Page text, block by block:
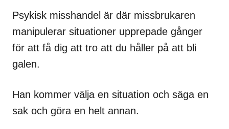
Psykisk misshandel är där missbrukaren
manipulerar situationer upprepade gånger
för att få dig att tro att du håller på att bli
galen.
Han kommer välja en situation och säga en
sak och göra en helt annan.